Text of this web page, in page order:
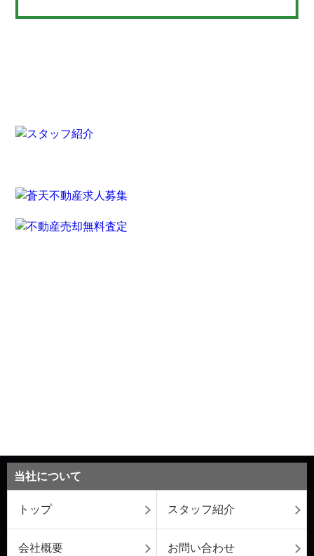
当社について
トップ スタッフ紹介
会社概要 お問い合わせ